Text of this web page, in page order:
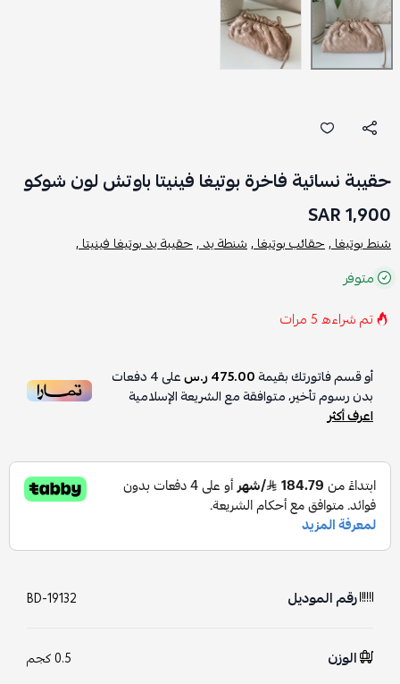
حقيبة نسائية فاخرة بوتيغا فينيتا باوتش لون شوكو
1,900 SAR
شنط بوتيغا ,حقائب بوتيغا ,شنطة يد ,حقيبة يد بوتيغا فينيتا ,
متوفر
تم شراءه5مرات
أو قسم فاتورتك بقيمة475.00 ر.س على4دفعات
بدون رسوم تأخير، متوافقة مع الشريعة الإسلامية
اعرف أكثر
رقم الموديل BD-19132
الوزن 0.5 كجم